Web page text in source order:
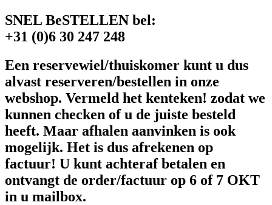
SNEL BeSTELLEN bel:
+31 (0)6 30 247 248
Een reservewiel/thuiskomer kunt u dus
alvast reserveren/bestellen in onze
webshop. Vermeld het kenteken! zodat we
kunnen checken of u de juiste besteld
heeft. Maar afhalen aanvinken is ook
mogelijk. Het is dus afrekenen op
factuur! U kunt achteraf betalen en
ontvangt de order/factuur op 6 of 7 OKT
in u mailbox.